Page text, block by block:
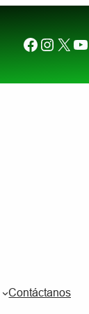
Desde
X
Contáctanos